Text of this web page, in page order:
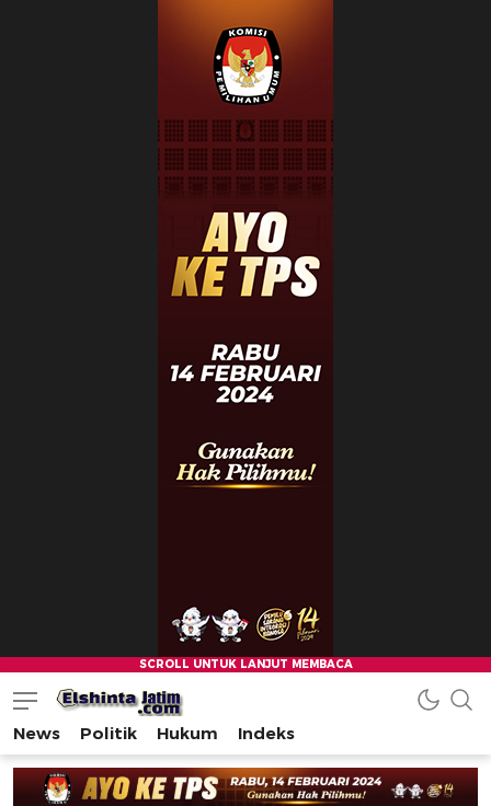
News Politik Hukum Indeks